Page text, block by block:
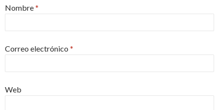
Nombre*
Correo electrónico *
Web